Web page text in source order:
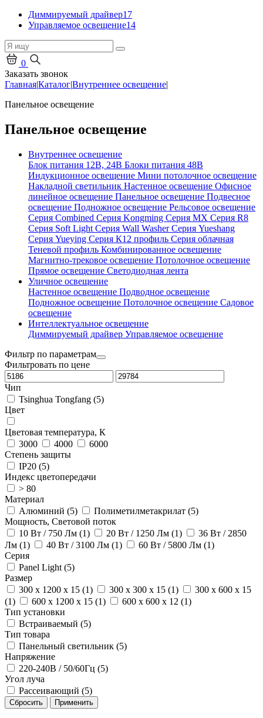
Диммируемый драйвер17
Управляемое освещение14
0
Заказать звонок
Главная|Каталог|Внутреннее освещение|
Панельное освещение
Панельное освещение
Внутреннее освещение
Блок питания 12В, 24В Блоки питания 48В
Индукционное освещение Мини потолочное освещение
Накладной светильник Настенное освещение Офисное
линейное освещение Панельное освещение Подвесное
освещение Подножное освещение Рельсовое освещение
Серия Combined Серия Kongming Серия MX Серия R8
Серия Soft Light Серия Wall WasherСерия Yueshang
Серия Yueying Серия К12 профиль Серия облачная
Теневой профиль Комбинированное освещение
Магнитно-трековое освещение Потолочное освещение
Прямое освещение Светодиодная лента
Уличное освещение
Настенное освещение Подводное освещение
Подножное освещение Потолочное освещение Садовое
освещение
Интеллектуальное освещение
Диммируемый драйвер Управляемое освещение
Фильтр по параметрам
Фильтровать по цене
Чип
Tsinghua Tongfang (5)
Цвет
Цветовая температура, К
3000
4000
6000
Степень защиты
IP20 (5)
Индекс цветопередачи
> 80
Материал
Алюминий (5)
Полиметилметакрилат (5)
Мощность, Световой поток
10 Вт / 750 Лм (1)
20 Вт / 1250 Лм (1)
36 Вт / 2850
Лм (1)
40 Вт / 3100 Лм (1)
60 Вт / 5800 Лм (1)
Серия
Panel Light (5)
Размер
300 x 1200 x 15 (1)
300 x 300 x 15 (1)
300 x 600 x 15
(1)
600 x 1200 x 15 (1)
600 x 600 x 12 (1)
Тип установки
Встраиваемый (5)
Тип товара
Панельный светильник (5)
Напряжение
220-240В / 50/60Гц (5)
Угол луча
Рассеивающий (5)
Сбросить Применить